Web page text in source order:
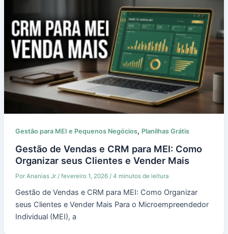
Gestão para MEI e Pequenos Negócios, Planilhas Grátis
Gestão de Vendas e CRM para MEI: Como
Organizar seus Clientes e Vender Mais
Por Ananias Jr / fevereiro 1, 2026 / 4 minutos de leitura
Gestão de Vendas e CRM para MEI: Como Organizar
seus Clientes e Vender Mais Para o Microempreendedor
Individual (MEI), a